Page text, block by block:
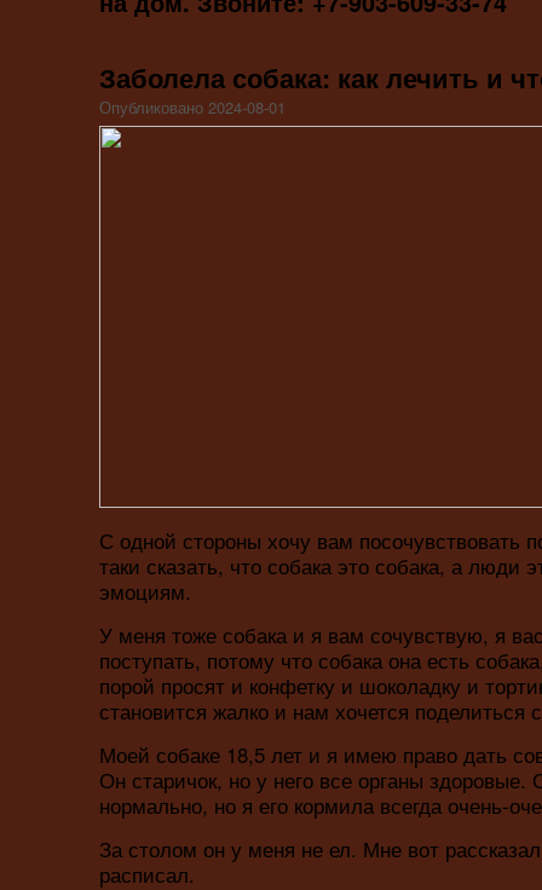
Заболела собака: как лечить и
Опубликовано 2024-08-01
С одной стороны хочу вам посочувствовать
таки сказать, что собака это собака, а
эмоциям.
У меня тоже собака и я вам сочувствую, я
поступать, потому что собака она есть
порой просят и конфетку и шоколадку и
становится жалко и нам хочется поделиться
Моей собаке 18,5 лет и я имею право дать
Он старичок, но у него все органы
нормально, но я его кормила всегда очень-
За столом он у меня не ел. Мне вот
расписал.